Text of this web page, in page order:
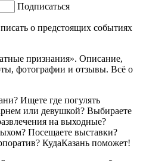
Подписаться
о предстоящих событиях
признания». Описание,
фотографии и отзывы. Всё о
Ищете где погулять
или девушкой? Выбираете
на выходные?
Посещаете выставки?
КудаКазань поможет!